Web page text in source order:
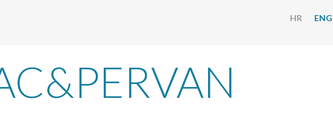
HR ENG